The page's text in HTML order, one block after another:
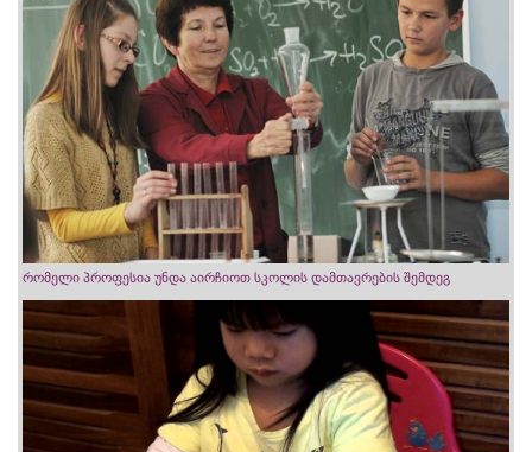
რომელი პროფესია უნდა აირჩიოთ სკოლის დამთავრების შემდეგ